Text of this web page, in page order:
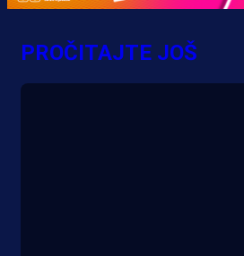
MrBit: Isprati
evropska
bonus
PROČITAJTE JOŠ